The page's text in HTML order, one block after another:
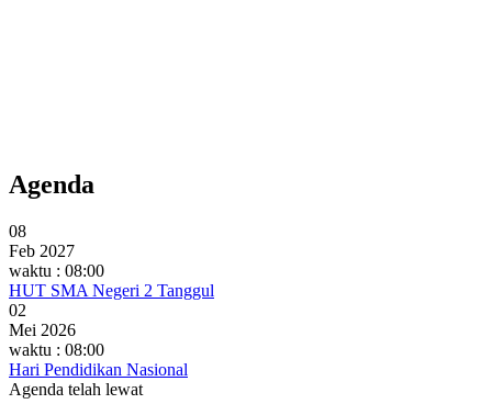
Agenda
08
Feb 2027
waktu : 08:00
HUT SMA Negeri 2 Tanggul
02
Mei 2026
waktu : 08:00
Hari Pendidikan Nasional
Agenda telah lewat